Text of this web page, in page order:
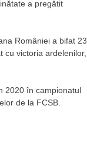
a pregătit
României a bifat 23
victoria ardelenilor,
2020 în campionatul
de la FCSB.